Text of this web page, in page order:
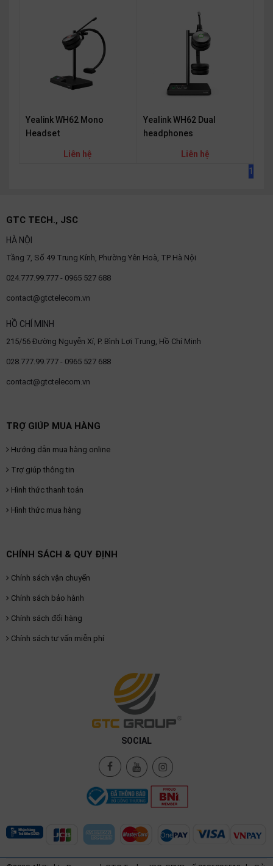
Yealink WH62 Mono
Headset
Liên hệ
Yealink WH62 Dual
headphones
Liên hệ
1
GTC TECH., JSC
HÀ NỘI
Tầng 7, Số 49 Trung Kính, Phường Yên Hoà, TP Hà Nội
024.777.99.777 - 0965 527 688
contact@gtctelecom.vn
HỒ CHÍ MINH
215/56 Đường Nguyễn Xí, P. Bình Lợi Trung, Hồ Chí Minh
028.777.99.777 - 0965 527 688
contact@gtctelecom.vn
TRỢ GIÚP MUA HÀNG
Hướng dẫn mua hàng online
Trợ giúp thông tin
Hình thức thanh toán
Hình thức mua hàng
CHÍNH SÁCH & QUY ĐỊNH
Chính sách vận chuyển
Chính sách bảo hành
Chính sách đổi hàng
Chính sách tư vấn miễn phí
SOCIAL